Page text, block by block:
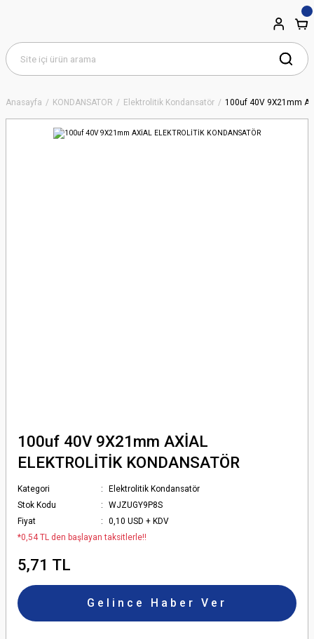
Anasayfa KONDANSATÖR Elektrolitik Kondansatör 100uf 40V 9X21mm
100uf 40V 9X21mm AXİAL
ELEKTROLİTİK KONDANSATÖR
Kategori
Elektrolitik Kondansatör
Stok Kodu
WJZUGY9P8S
Fiyat
0,10 USD + KDV
*0,54 TL den başlayan taksitlerle!!
5,71 TL
Gelince Haber Ver